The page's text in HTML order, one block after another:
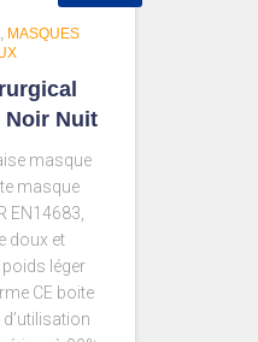
, MASQUES
Noir Nuit
masque
masque
EN14683,
doux et
léger
CE boite